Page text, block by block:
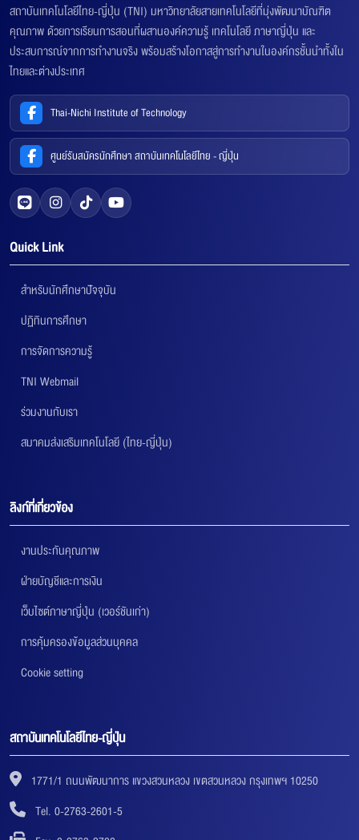
สถาบันเทคโนโลยีไทย-ญี่ปุ่น (TNI) มหาวิทยาลัยสายเทคโนโลยีที่มุ่งพัฒนาบัณฑิต
คุณภาพ ด้วยการเรียนการสอนที่ผสานองค์ความรู้ เทคโนโลยี ภาษาญี่ปุ่น และ
ประสบการณ์จากการทำงานจริง พร้อมสร้างโอกาสสู่การทำงานในองค์กรชั้นนำทั้งใน
ไทยและต่างประเทศ
Thai-Nichi Institute of Technology
ศูนย์รับสมัครนักศึกษา สถาบันเทคโนโลยีไทย - ญี่ปุ่น
Quick Link
สำหรับนักศึกษาปัจจุบัน
ปฏิทินการศึกษา
การจัดการความรู้
TNI Webmail
ร่วมงานกับเรา
สมาคมส่งเสริมเทคโนโลยี (ไทย-ญี่ปุ่น)
ลิงก์ที่เกี่ยวข้อง
งานประกันคุณภาพ
ฝ่ายบัญชีและการเงิน
เว็บไซต์ภาษาญี่ปุ่น (เวอร์ชันเก่า)
การคุ้มครองข้อมูลส่วนบุคคล
Cookie setting
สถาบันเทคโนโลยีไทย-ญี่ปุ่น
1771/1 ถนนพัฒนาการ แขวงสวนหลวง เขตสวนหลวง กรุงเทพฯ 10250
Tel. 0-2763-2601-5